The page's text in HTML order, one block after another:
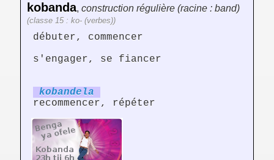
kobanda, construction régulière (racine : band)
(classe 15 : ko- (verbes))
débuter, commencer
s'engager, se fiancer
kobandela
recommencer, répéter